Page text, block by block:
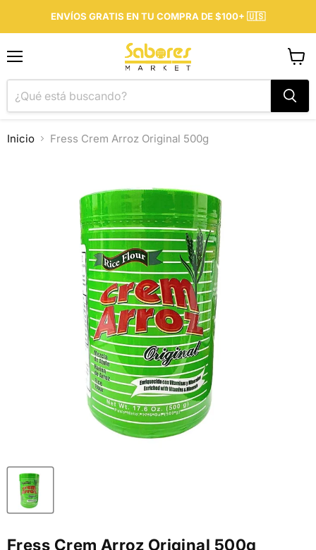
ENVÍOS GRATIS EN TU COMPRA DE $100+ 🇺🇸
carrito
Inicio Fress Crem Arroz Original 500g
Fress Crem Arroz Original 500g